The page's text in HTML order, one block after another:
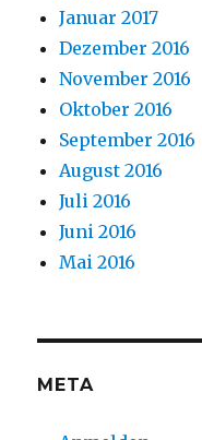
Januar 2017
Dezember 2016
November 2016
Oktober 2016
September 2016
August 2016
Juli 2016
Juni 2016
Mai 2016
META